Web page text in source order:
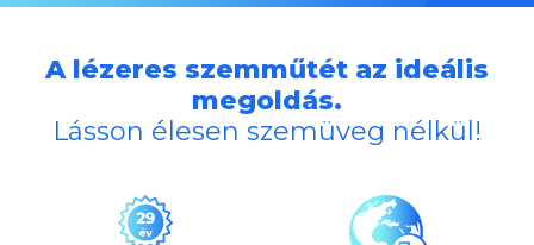
A lézeres szemműtét az ideális
megoldás.
Lásson élesen szemüveg nélkül!